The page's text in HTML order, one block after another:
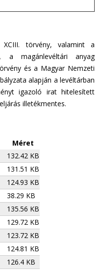
törvény, valamint a
a magánlevéltári anyag
és a Magyar Nemzeti
alapján a levéltárban
igazoló irat hitelesített
illetékmentes.
Méret
132.42 KB
131.51 KB
124.93 KB
38.29 KB
135.56 KB
129.72 KB
123.72 KB
124.81 KB
126.4 KB